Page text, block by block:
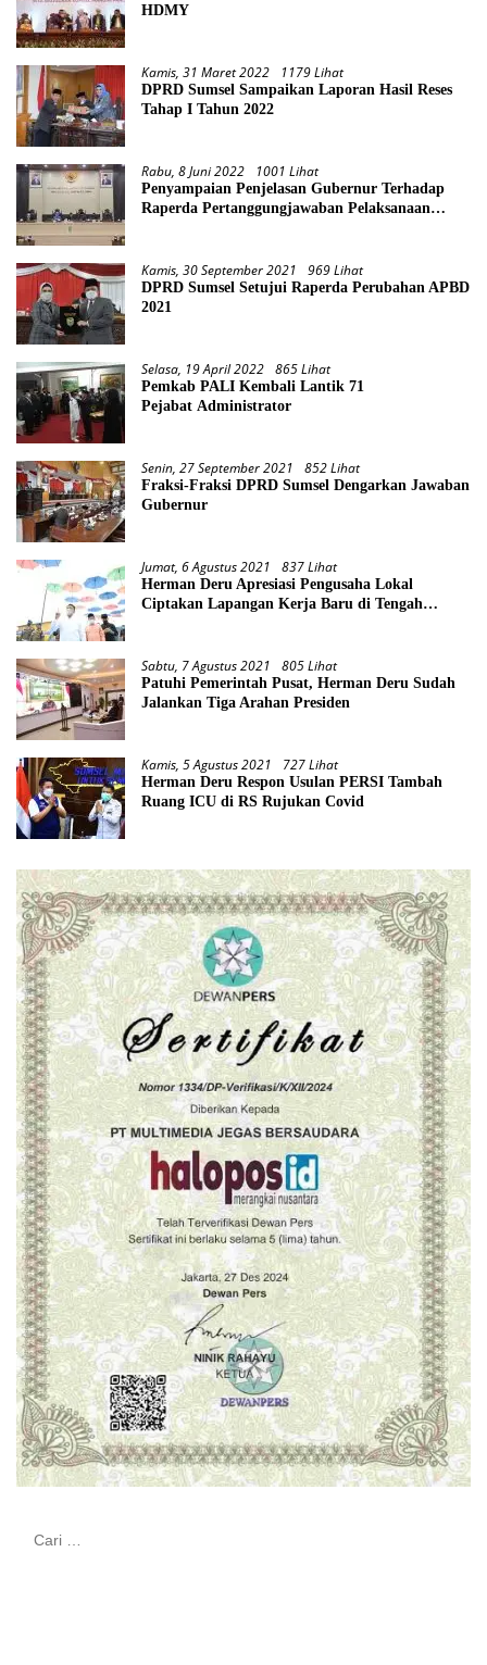
HDMY
Kamis, 31 Maret 2022 1179 Lihat
DPRD Sumsel Sampaikan Laporan Hasil Reses
Tahap I Tahun 2022
Rabu, 8 Juni 2022 1001 Lihat
Penyampaian Penjelasan Gubernur Terhadap
Raperda Pertanggungjawaban Pelaksanaan
Kamis, 30 September 2021 969 Lihat
DPRD Sumsel Setujui Raperda Perubahan APBD
2021
Selasa, 19 April 2022 865 Lihat
Pemkab PALI Kembali Lantik 71
Pejabat Administrator
Senin, 27 September 2021 852 Lihat
Fraksi-Fraksi DPRD Sumsel Dengarkan Jawaban
Gubernur
Jumat, 6 Agustus 2021 837 Lihat
Herman Deru Apresiasi Pengusaha Lokal
Ciptakan Lapangan Kerja Baru di Tengah
Sabtu, 7 Agustus 2021 805 Lihat
Patuhi Pemerintah Pusat, Herman Deru Sudah
Jalankan Tiga Arahan Presiden
Kamis, 5 Agustus 2021 727 Lihat
Herman Deru Respon Usulan PERSI Tambah
Ruang ICU di RS Rujukan Covid
Cari